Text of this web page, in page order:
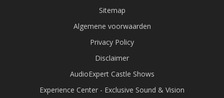
Sitemap
Algemene voorwaarden
Privacy Policy
Disclaimer
AudioExpert Castle Shows
Experience Center - Exclusive Sound & Vision